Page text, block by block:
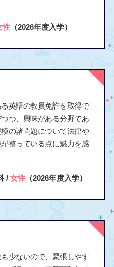
性（2026年度入学）
英語の教員免許を取得で
つ、興味がある分野であ
の諸問題について法律や
整っている点に魅力を感
/ 女性（2026年度入学）
少ないので、緊張しやす